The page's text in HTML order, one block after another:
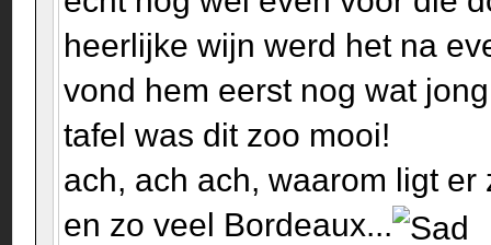
heerlijke wijn werd het na
vond hem eerst nog wat
tafel was dit zoo mooi!
ach, ach ach, waarom ligt
en zo veel Bordeaux...